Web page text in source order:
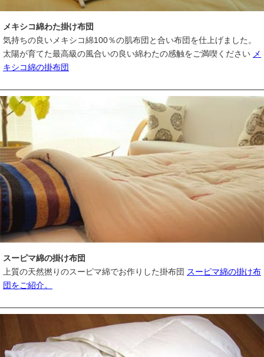
メキシコ綿わた掛け布団
気持ちの良いメキシコ綿100％の肌布団と合い布団を仕上げました。
太陽が育てた最高級の風合いの良い綿わたの感触をご満喫ください メ
キシコ綿の掛布団
スーピマ綿の掛け布団
上質の天然撚りのスーピマ綿でお作りした掛布団 スーピマ綿の掛け布
団をご紹介。